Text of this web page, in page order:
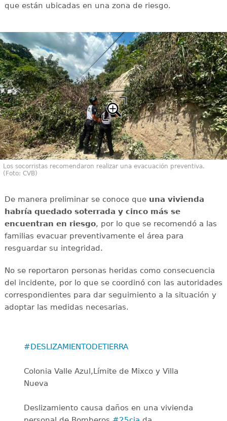
que están ubicadas en una zona de riesgo.
Los socorristas recomendaron realizar una evacuación preventiva.
(Foto: CVB)
De manera preliminar se conoce que una vivienda
habría quedado soterrada y cinco más se
encuentran en riesgo, por lo que se recomendó a las
familias evacuar preventivamente el área para
resguardar su integridad.
No se reportaron personas heridas como consecuencia
del incidente, por lo que se coordinó con las autoridades
correspondientes para dar seguimiento a la situación y
adoptar las medidas necesarias.
#DESLIZAMIENTODETIERRA
Colonia Valle Azul,Límite de Mixco y Villa
Nueva
Deslizamiento causa daños en una vivienda